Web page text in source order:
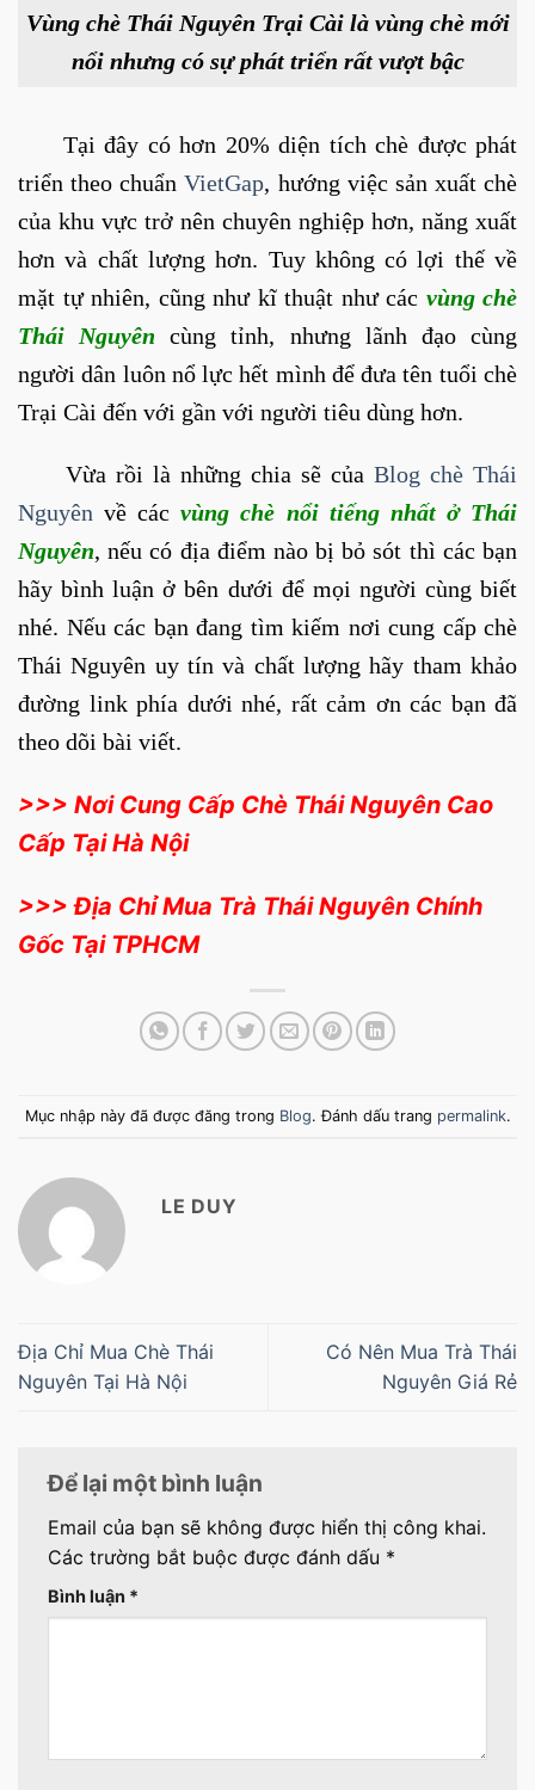
Vùng chè Thái Nguyên Trại Cài là vùng chè mới
nổi nhưng có sự phát triển rất vượt bậc
Tại đây có hơn 20% diện tích chè được phát
triển theo chuẩnVietGap , hướng việc sản xuất chè
của khu vực trở nên chuyên nghiệp hơn, năng xuất
hơn và chất lượng hơn. Tuy không có lợi thế về
mặt tự nhiên, cũng như kĩ thuật như các vùng chè
Thái Nguyên cùng tỉnh, nhưng lãnh đạo cùng
người dân luôn nổ lực hết mình để đưa tên tuổi chè
Trại Cài đến với gần với người tiêu dùng hơn.
Vừa rồi là những chia sẽ của Blog chè Thái
Nguyên về cácvùng chè nổi tiếng nhất ở Thái
Nguyên, nếu có địa điểm nào bị bỏ sót thì các bạn
hãy bình luận ở bên dưới để mọi người cùng biết
nhé. Nếu các bạn đang tìm kiếm nơi cung cấp chè
Thái Nguyên uy tín và chất lượng hãy tham khảo
đường link phía dưới nhé, rất cảm ơn các bạn đã
theo dõi bài viết.
>>> Nơi Cung Cấp Chè Thái Nguyên Cao
Cấp Tại Hà Nội
>>> Địa Chỉ Mua Trà Thái Nguyên Chính
Gốc Tại TPHCM
Mục nhập này đã được đăng trong Blog. Đánh dấu trang permalink.
LE DUY
Địa Chỉ Mua Chè Thái
Nguyên Tại Hà Nội
Có Nên Mua Trà Thái
Nguyên Giá Rẻ
Để lại một bình luận
Email của bạn sẽ không được hiển thị công khai.
Các trường bắt buộc được đánh dấu *
Bình luận *